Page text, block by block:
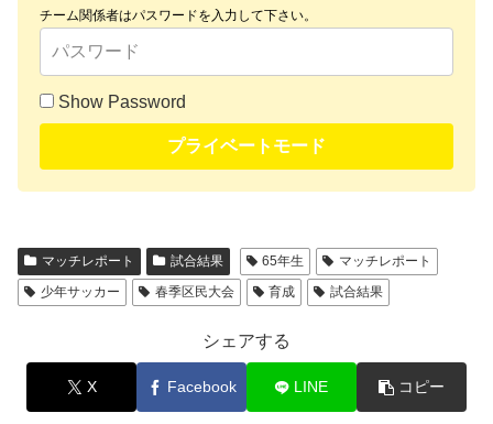
チーム関係者はパスワードを入力して下さい。
Show Password
プライベートモード
マッチレポート 試合結果 65年生
マッチレポート
少年サッカー
春季区民大会 育成 試合結果
シェアする
X Facebook LINE コピー